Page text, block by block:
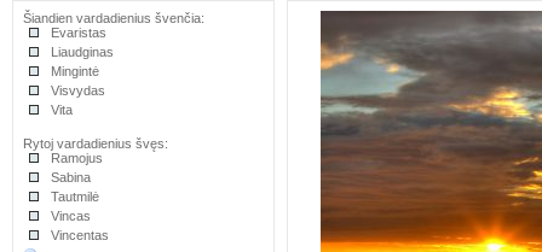
Šiandien vardadienius švenčia:
Evaristas
Liaudginas
Mingintė
Visvydas
Vita
Rytoj vardadienius švęs:
Ramojus
Sabina
Tautmilė
Vincas
Vincentas